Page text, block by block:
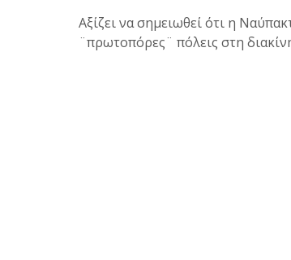
Αξίζει να σημειωθεί ότι η
¨πρωτοπόρες¨ πόλεις στη